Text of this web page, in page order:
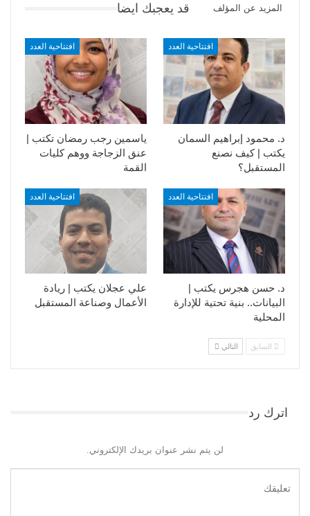
قد يعجبك ايضا المزيد عن المؤلف
افتتاحية العدد
ياسمين رجب رمضان تكتب |
عنق الزجاجة ووهم كليات
القمة
افتتاحية العدد
د. محمود إبراهيم السمان
يكتب | كيف نصنع
المستقبل؟
افتتاحية العدد
علي عجلان يكتب | ريادة
الأعمال وصناعة المستقبل
افتتاحية العدد
د. حسن هجرس يكتب |
البيانات.. بنية تحتية للإدارة
المحلية
السابق التالي
اترك رد
لن يتم نشر عنوان بريدك الإلكتروني.